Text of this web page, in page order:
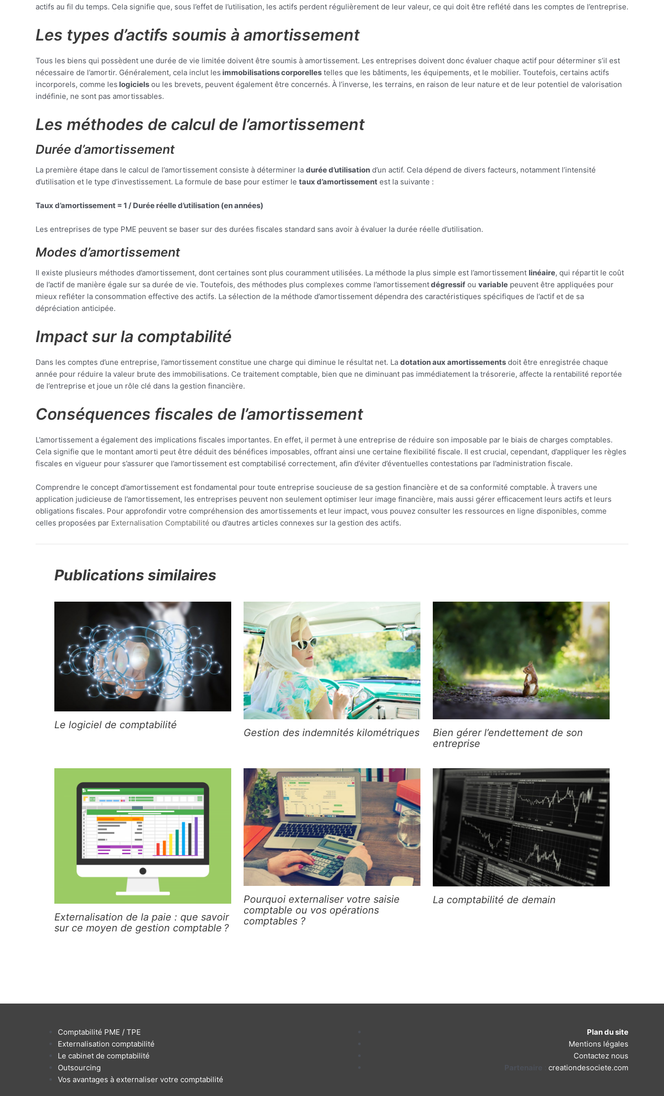
actifs au fil du temps. Cela signifie que, sous l’effet de l’utilisation, les actifs perdent régulièrement de leur valeur, ce qui doit être reflété dans les comptes de l’entreprise.
Les types d’actifs soumis à amortissement
Tous les biens qui possèdent une durée de vie limitée doivent être soumis à amortissement. Les entreprises doivent donc évaluer chaque actif pour déterminer s’il est
nécessaire de l’amortir. Généralement, cela inclut les immobilisations corporelles telles que les bâtiments, les équipements, et le mobilier. Toutefois, certains actifs
incorporels, comme les logiciels ou les brevets, peuvent également être concernés. À l’inverse, les terrains, en raison de leur nature et de leur potentiel de valorisation
indéfinie, ne sont pas amortissables.
Les méthodes de calcul de l’amortissement
Durée d’amortissement
La première étape dans le calcul de l’amortissement consiste à déterminer la durée d’utilisation d’un actif. Cela dépend de divers facteurs, notamment l’intensité
d’utilisation et le type d’investissement. La formule de base pour estimer le taux d’amortissement est la suivante :
Taux d’amortissement = 1 / Durée réelle d’utilisation (en années)
Les entreprises de type PME peuvent se baser sur des durées fiscales standard sans avoir à évaluer la durée réelle d’utilisation.
Modes d’amortissement
Il existe plusieurs méthodes d’amortissement, dont certaines sont plus couramment utilisées. La méthode la plus simple est l’amortissement linéaire, qui répartit le coût
de l’actif de manière égale sur sa durée de vie. Toutefois, des méthodes plus complexes comme l’amortissementdégressif ou variable peuvent être appliquées pour
mieux refléter la consommation effective des actifs. La sélection de la méthode d’amortissement dépendra des caractéristiques spécifiques de l’actif et de sa
dépréciation anticipée.
Impact sur la comptabilité
Dans les comptes d’une entreprise, l’amortissement constitue une charge qui diminue le résultat net. La dotation aux amortissements doit être enregistrée chaque
année pour réduire la valeur brute des immobilisations. Ce traitement comptable, bien que ne diminuant pas immédiatement la trésorerie, affecte la rentabilité reportée
de l’entreprise et joue un rôle clé dans la gestion financière.
Conséquences fiscales de l’amortissement
L’amortissement a également des implications fiscales importantes. En effet, il permet à une entreprise de réduire son imposable par le biais de charges comptables.
Cela signifie que le montant amorti peut être déduit des bénéfices imposables, offrant ainsi une certaine flexibilité fiscale. Il est crucial, cependant, d’appliquer les règles
fiscales en vigueur pour s’assurer que l’amortissement est comptabilisé correctement, afin d’éviter d’éventuelles contestations par l’administration fiscale.
Comprendre le concept d’amortissement est fondamental pour toute entreprise soucieuse de sa gestion financière et de sa conformité comptable. À travers une
application judicieuse de l’amortissement, les entreprises peuvent non seulement optimiser leur image financière, mais aussi gérer efficacement leurs actifs et leurs
obligations fiscales. Pour approfondir votre compréhension des amortissements et leur impact, vous pouvez consulter les ressources en ligne disponibles, comme
celles proposées par Externalisation Comptabilité ou d’autres articles connexes sur la gestion des actifs.
Publications similaires
Le logiciel de comptabilité
Gestion des indemnités kilométriques
Bien gérer l’endettement de son
entreprise
Externalisation de la paie : que savoir
sur ce moyen de gestion comptable ?
Pourquoi externaliser votre saisie
comptable ou vos opérations
comptables ?
La comptabilité de demain
Comptabilité PME / TPE
Externalisation comptabilité
Le cabinet de comptabilité
Outsourcing
Vos avantages à externaliser votre comptabilité
Plan du site
Mentions légales
Contactez nous
creationdesociete.com